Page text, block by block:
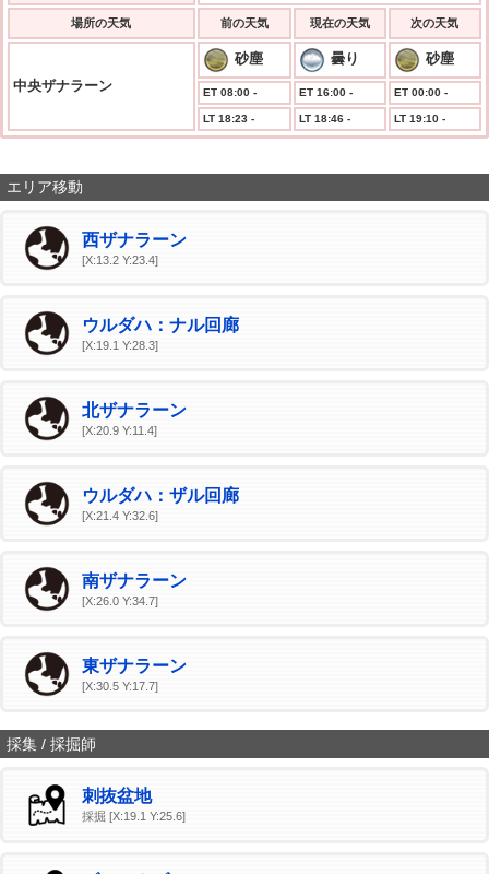
場所の天気 前の天気 現在の天気 次の天気
中央ザナラーン
砂塵 曇り 砂塵
ET 08:00 - ET 16:00 - ET 00:00 -
LT 18:23 - LT 18:46 - LT 19:10 -
エリア移動
西ザナラーン
[X:13.2 Y:23.4]
ウルダハ：ナル回廊
[X:19.1 Y:28.3]
北ザナラーン
[X:20.9 Y:11.4]
ウルダハ：ザル回廊
[X:21.4 Y:32.6]
南ザナラーン
[X:26.0 Y:34.7]
東ザナラーン
[X:30.5 Y:17.7]
採集 / 採掘師
刺抜盆地
採掘 [X:19.1 Y:25.6]